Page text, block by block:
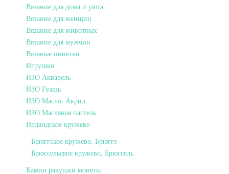
Вязание для дома и уюта
Вязание для женщин
Вязание для животных
Вязание для мужчин
Вязаные пинетки
Игрушки
ИЗО Акварель
ИЗО Гуашь
ИЗО Масло, Акрил
ИЗО Масляная пастель
Ирландское кружево
Брюггское кружево, Брюгге
Брюссельское кружево, Брюссель
Камни ракушки монеты